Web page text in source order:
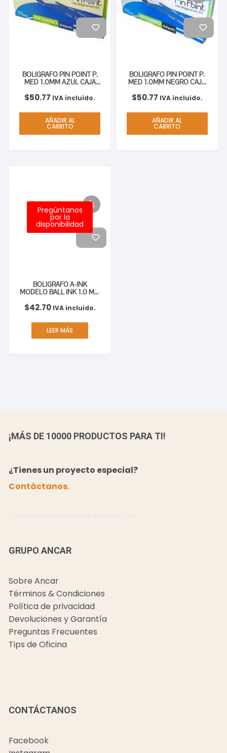
BOLIGRAFO PIN POINT P.
MED 1.0MM AZUL CAJA
$50.77 IVA incluido.
AÑADIR AL
CARRITO
BOLIGRAFO PIN POINT P.
MED 1.0MM NEGRO CAJA
$50.77 IVA incluido.
AÑADIR AL
CARRITO
Pregúntanos
por la
disponibilidad
BOLIGRAFO A-INK
MODELO BALL INK 1.0 MM
$42.70 IVA incluido.
LEER MÁS
¡MÁS DE 10000 PRODUCTOS PARA TI!
¿Tienes un proyecto especial?
Contáctanos.
GRUPO ANCAR
Sobre Ancar
Términos & Condiciones
Política de privacidad
Devoluciones y Garantía
Preguntas Frecuentes
Tips de Oficina
CONTÁCTANOS
Facebook